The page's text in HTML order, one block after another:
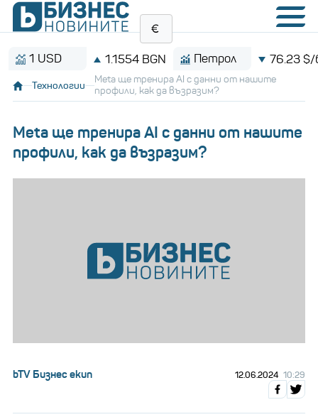
USD 1.1554 BGN Петрол 76.23 $/барел
Технологии
Meta ще тренира AI с данни от нашите
профили, как да възразим?
Meta ще тренира AI с данни от нашите
профили, как да възразим?
bTV Бизнес екип 12.06.2024 10:29